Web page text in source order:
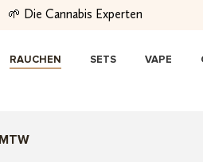
🌱 Die Cannabis Experten
RAUCHEN SETS VAPE